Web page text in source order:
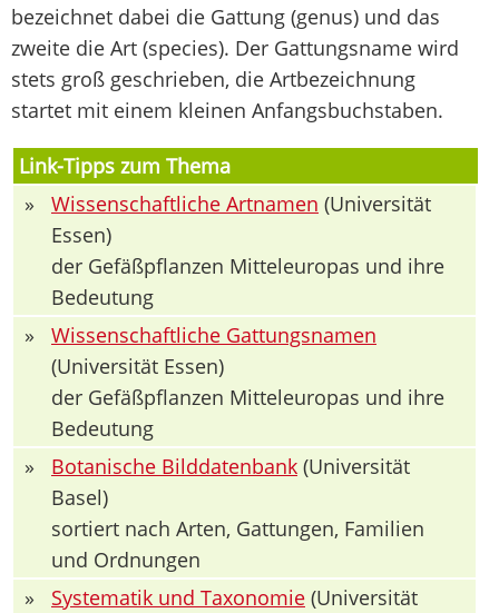
bezeichnet dabei die Gattung (genus) und das
zweite die Art (species). Der Gattungsname wird
stets groß geschrieben, die Artbezeichnung
startet mit einem kleinen Anfangsbuchstaben.
Link-Tipps zum Thema
»
Wissenschaftliche Artnamen (Universität
Essen)
der Gefäßpflanzen Mitteleuropas und ihre
Bedeutung
»
Wissenschaftliche Gattungsnamen
(Universität Essen)
der Gefäßpflanzen Mitteleuropas und ihre
Bedeutung
»
Botanische Bilddatenbank (Universität
Basel)
sortiert nach Arten, Gattungen, Familien
und Ordnungen
»
Systematik und Taxonomie (Universität